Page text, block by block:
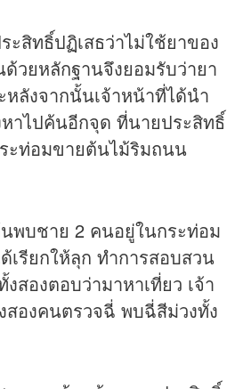
ะสิทธิ์ปฏิเสธว่าไม่ใช้ยาของ
ด้วยหลักฐานจึงยอมรับว่ายา
หลังจากนั้นเจ้าหน้าที่ได้นำ
าไปค้นอีกจุด ที่นายประสิทธิ์
ะท่อมขายต้นไม้ริมถนน
พบชาย 2 คนอยู่ในกระท่อม
เรียกให้ลุก ทำการสอบสวน
สองตอบว่ามาหาเที่ยว เจ้า
สองคนตรวจฉี่ พบฉี่สีม่วงทั้ง